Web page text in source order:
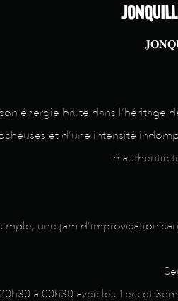
énergie brute dans l’héritage
et d’une intensité
une jam d’improvisation
à 00h30 avec les 1ers et